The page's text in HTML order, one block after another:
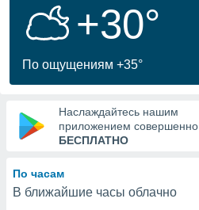
Вы можете
к этому
доступ
+30°
По ощущениям +35°
Наслаждайтесь нашим
приложением совершенно
БЕСПЛАТНО
По часам
В ближайшие часы облачно